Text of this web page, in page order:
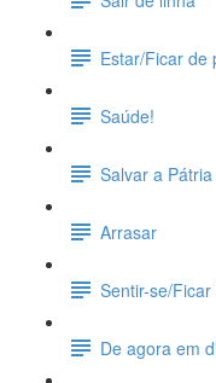
Estar/Ficar de
Saúde!
Salvar a Pátria
Arrasar
Sentir-se/
De agora em